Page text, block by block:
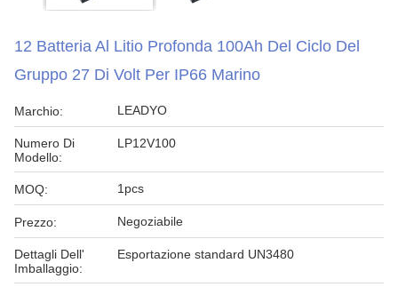
12 Batteria Al Litio Profonda 100Ah Del Ciclo Del
Gruppo 27 Di Volt Per IP66 Marino
Marchio: LEADYO
Numero Di
Modello:
LP12V100
MOQ: 1pcs
Prezzo: Negoziabile
Dettagli Dell'
Imballaggio:
Esportazione standard UN3480